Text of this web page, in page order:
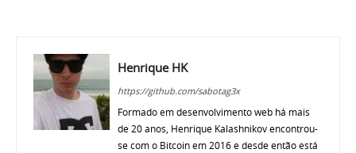
Henrique HK
https://github.com/sabotag3x
Formado em desenvolvimento web há mais
de 20 anos, Henrique Kalashnikov encontrou-
se com o Bitcoin em 2016 e desde então está